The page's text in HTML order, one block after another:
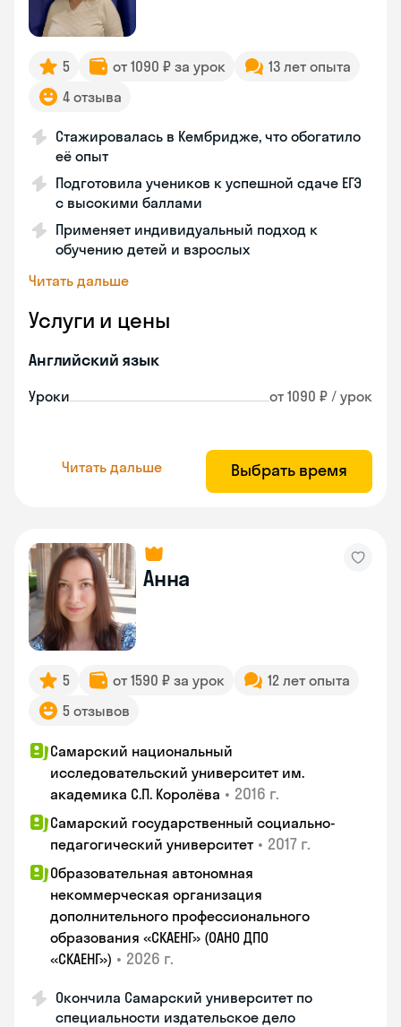
5 от 1090 ₽ за урок
13 лет опыта
4 отзыва
Стажировалась в Кембридже, что обогатило
её опыт
Подготовила учеников к успешной сдаче ЕГЭ
с высокими баллами
Применяет индивидуальный подход к
обучению детей и взрослых
Читать дальше
Услуги и цены
Английский язык
Уроки от 1090 ₽ / урок
Читать дальше Выбрать время
Анна
5 от 1590 ₽ за урок
12 лет опыта
5 отзывов
Самарский национальный
исследовательский университет им.
академика С.П. Королёва • 2016 г.
Самарский государственный социально-
педагогический университет • 2017 г.
Образовательная автономная
некоммерческая организация
дополнительного профессионального
образования «СКАЕНГ» (ОАНО ДПО
«СКАЕНГ») • 2026 г.
Окончила Самарский университет по
специальности издательское дело